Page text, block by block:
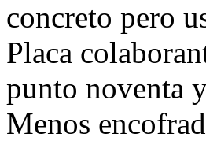
concreto pero
Placa
punto noventa
Menos